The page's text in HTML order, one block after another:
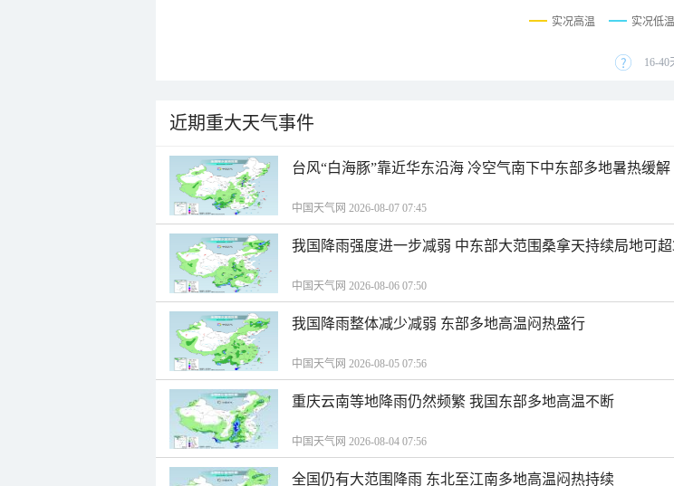
实况高温 实况低温
16-
近期重大天气事件
台风“白海豚”靠近华东沿海 冷空气南下中东部多地暑热缓解
中国天气网 2026-08-07 07:45
我国降雨强度进一步减弱 中东部大范围桑拿天持续局地可
中国天气网 2026-08-06 07:50
我国降雨整体减少减弱 东部多地高温闷热盛行
中国天气网 2026-08-05 07:56
重庆云南等地降雨仍然频繁 我国东部多地高温不断
中国天气网 2026-08-04 07:56
全国仍有大范围降雨 东北至江南多地高温闷热持续